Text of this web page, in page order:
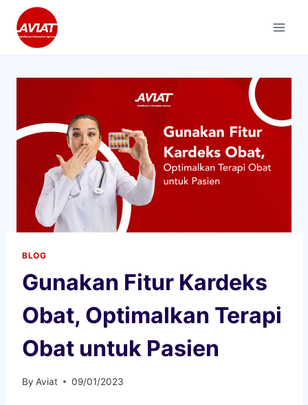
content
BLOG
Gunakan Fitur Kardeks
Obat, Optimalkan Terapi
Obat untuk Pasien
By Aviat 09/01/2023